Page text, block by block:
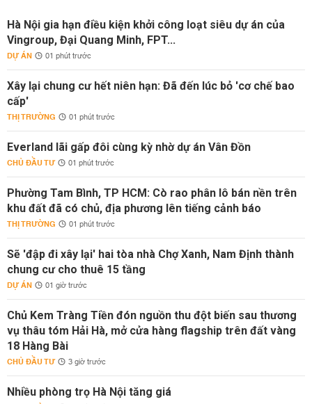
Hà Nội gia hạn điều kiện khởi công loạt siêu dự án của
Vingroup, Đại Quang Minh, FPT...
DỰ ÁN 01 phút trước
Xây lại chung cư hết niên hạn: Đã đến lúc bỏ 'cơ chế bao
cấp'
THỊ TRƯỜNG 01 phút trước
Everland lãi gấp đôi cùng kỳ nhờ dự án Vân Đồn
CHỦ ĐẦU TƯ 01 phút trước
Phường Tam Bình, TP HCM: Cò rao phân lô bán nền trên
khu đất đã có chủ, địa phương lên tiếng cảnh báo
THỊ TRƯỜNG 01 phút trước
Sẽ 'đập đi xây lại' hai tòa nhà Chợ Xanh, Nam Định thành
chung cư cho thuê 15 tầng
DỰ ÁN 01 giờ trước
Chủ Kem Tràng Tiền đón nguồn thu đột biến sau thương
vụ thâu tóm Hải Hà, mở cửa hàng flagship trên đất vàng
18 Hàng Bài
CHỦ ĐẦU TƯ 3 giờ trước
Nhiều phòng trọ Hà Nội tăng giá